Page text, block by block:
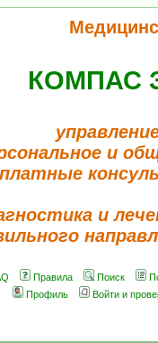
КОМПАС
и
и
Правила Поиск
Профиль
Войти и